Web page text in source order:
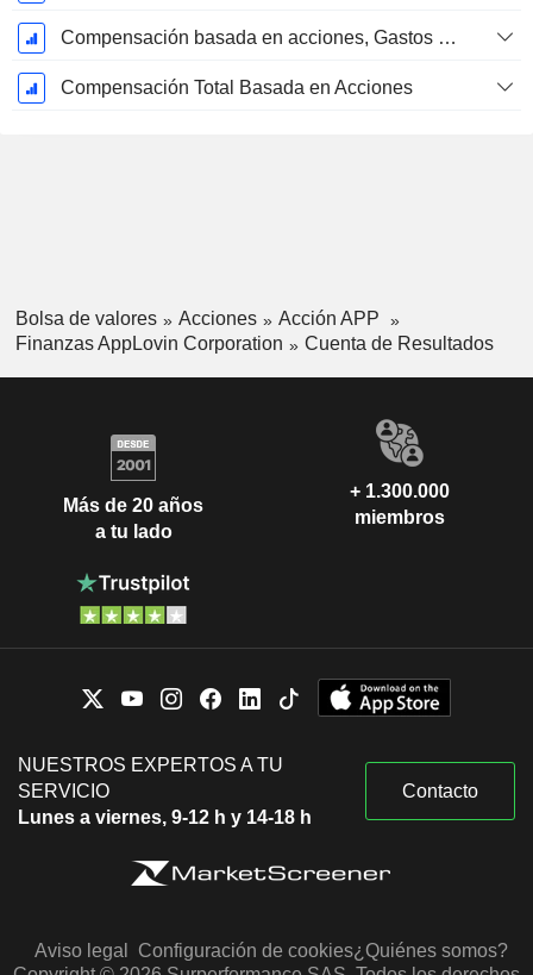
Compensación basada en acciones, Gastos generales y administrativos (Total)
Compensación Total Basada en Acciones
Bolsa de valores Acciones
Acción APP
Finanzas AppLovin Corporation
Cuenta de Resultados
Más de 20 años
a tu lado
+ 1.300.000
miembros
NUESTROS EXPERTOS A TU
SERVICIO
Lunes a viernes, 9-12 h y 14-18 h
Contacto
Aviso legal Configuración de cookies¿Quiénes somos?